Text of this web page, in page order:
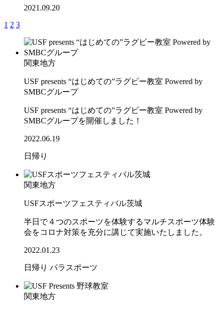
2021.09.20
1 2 3
関東地方
USF presents “はじめての”ラグビー教室 Powered by
SMBCグループ
USF presents “はじめての”ラグビー教室 Powered by
SMBCグループを開催しました！
2022.06.19
日帰り
関東地方
USFスポーツフェスティバル茨城
半日で４つのスポーツを体験するマルチスポーツ体験
会をコロナ対策を充分に講じて実施いたしました。
2022.01.23
日帰り パラスポーツ
関東地方